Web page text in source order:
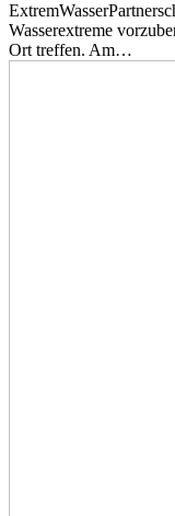
Wasserextreme
Ort treffen. Am…